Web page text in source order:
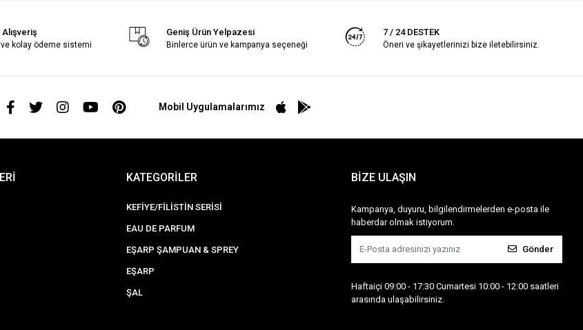
kolay ödeme sistemi
Geniş Ürün Yelpazesi
Binlerce ürün ve kampanya seçeneği
7 / 24 DESTEK
Öneri ve şikayetlerinizi bize iletebilirsiniz.
Mobil Uygulamalarımız
KATEGORİLER
KEFİYE/FİLİSTİN SERİSİ
EAU DE PARFUM
EŞARP ŞAMPUAN & SPREY
EŞARP
ŞAL
BİZE ULAŞIN
Kampanya, duyuru, bilgilendirmelerden e-posta ile
haberdar olmak istiyorum.
Gönder
Haftaiçi 09:00 - 17:30 Cumartesi 10:00 - 12:00 saatleri
arasında ulaşabilirsiniz.